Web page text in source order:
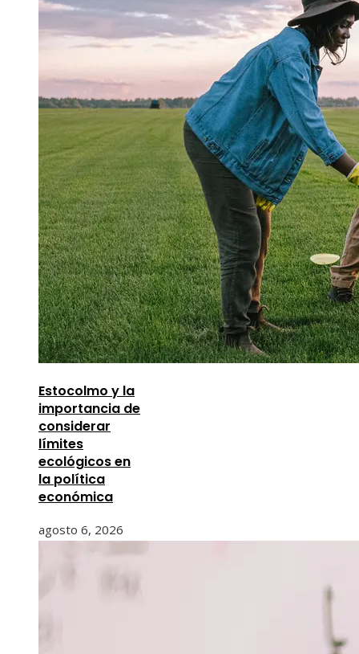
Estocolmo y la
importancia de
considerar
límites
ecológicos en
la política
económica
agosto 6, 2026